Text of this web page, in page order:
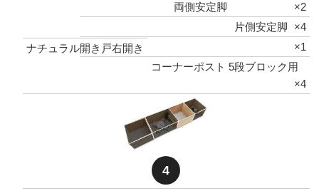
両側安定脚
×2
片側安定脚
×4
ナチュラル開き戸右開き
×1
コーナーポスト 5段ブロック用
×4
4